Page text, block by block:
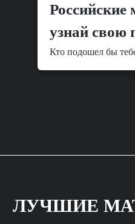
Российские
узнай свою
Кто подошел бы
ЛУЧШИЕ